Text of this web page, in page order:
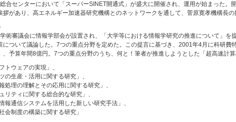
合センターにおいて「スーパーSINET開通式」が盛大に開催され、運用が始まった
拶があり、高エネルギー加速器研究機構とのネットワークを通して、菅原寛孝機構長の
術審議会に情報学部会が設置され、「大学等における情報学研究の推進について」
について議論した。7つの重点分野を定めた。この提言に基づき、2001年4月に科研
、予算年間8億円。7つの重点分野のうち、何と！筆者が推進しようとした「超高速計
トウェアの実現」、
の生産・活用に関する研究」、
処理の理解とその応用に関する研究」、
リティに関する総合的な研究」、
報通信システムを活用した新しい研究手法」、
会制度の構築に関する研究」